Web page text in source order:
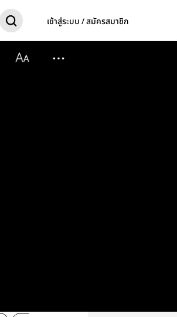
เข้าสู่ระบบ / สมัครสมาชิก